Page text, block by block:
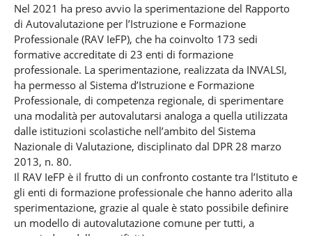
Nel 2021 ha preso avvio la sperimentazione del Rapporto
di Autovalutazione per l’Istruzione e Formazione
Professionale (RAV IeFP), che ha coinvolto 173 sedi
formative accreditate di 23 enti di formazione
professionale. La sperimentazione, realizzata da INVALSI,
ha permesso al Sistema d’Istruzione e Formazione
Professionale, di competenza regionale, di sperimentare
una modalità per autovalutarsi analoga a quella utilizzata
dalle istituzioni scolastiche nell’ambito del Sistema
Nazionale di Valutazione, disciplinato dal DPR 28 marzo
2013, n. 80.
Il RAV IeFP è il frutto di un confronto costante tra l’Istituto e
gli enti di formazione professionale che hanno aderito alla
sperimentazione, grazie al quale è stato possibile definire
un modello di autovalutazione comune per tutti, a